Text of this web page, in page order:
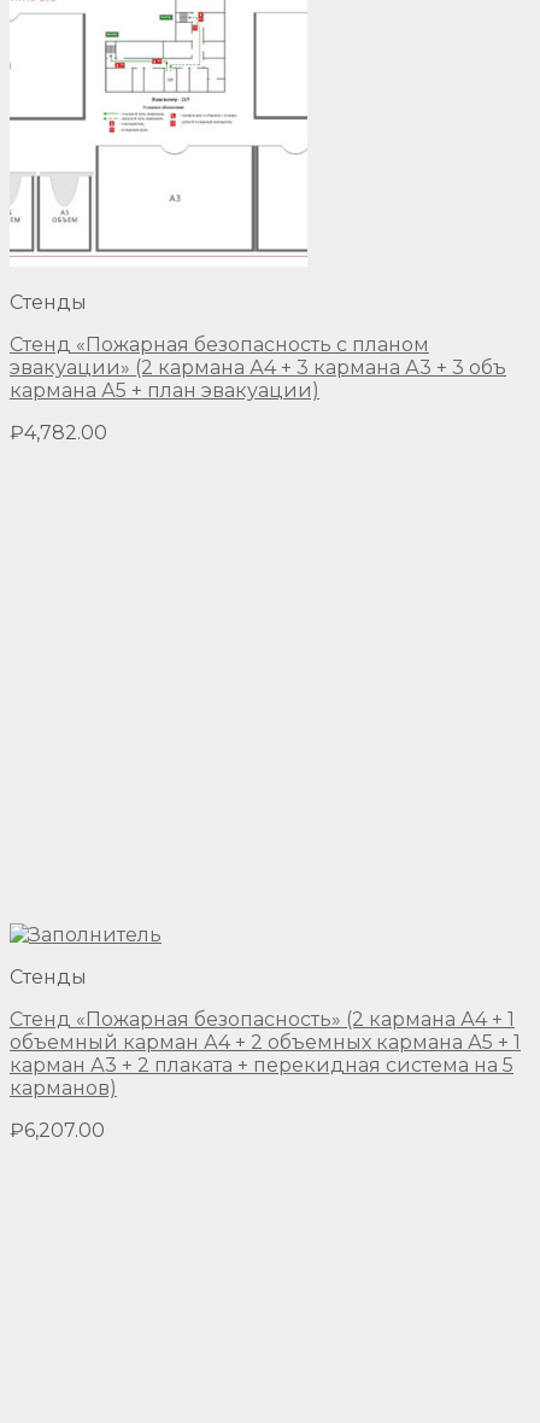
Стенды
Стенд «Пожарная безопасность с планом
эвакуации» (2 кармана А4 + 3 кармана А3 + 3 объ
кармана А5 + план эвакуации)
₽4,782.00
Стенды
Стенд «Пожарная безопасность» (2 кармана А4 + 1
объемный карман А4 + 2 объемных кармана А5 + 1
карман А3 + 2 плаката + перекидная система на 5
карманов)
₽6,207.00